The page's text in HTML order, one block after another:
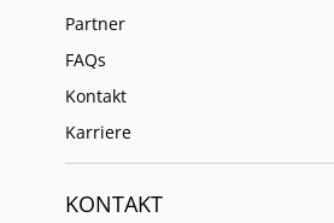
Partner
FAQs
Kontakt
Karriere
KONTAKT